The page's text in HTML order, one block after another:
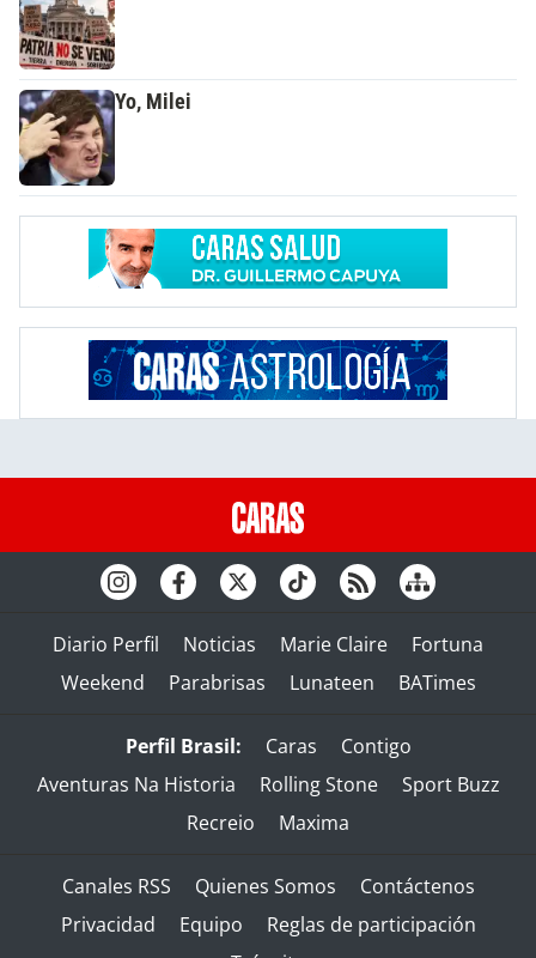
Yo, Milei
Diario Perfil Noticias Marie Claire
Fortuna
Weekend
Parabrisas Lunateen BATimes
Perfil Brasil: Caras
Contigo
Aventuras Na Historia
Rolling Stone
Sport Buzz
Recreio
Maxima
Canales RSS Quienes Somos
Contáctenos
Privacidad
Equipo
Reglas de participación